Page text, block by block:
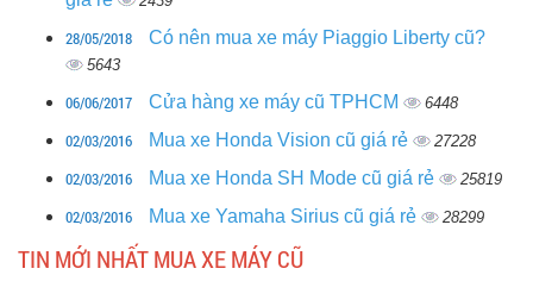
28/05/2018 Có nên mua xe máy Piaggio Liberty cũ?
5643
06/06/2017 Cửa hàng xe máy cũ TPHCM 6448
02/03/2016 Mua xe Honda Vision cũ giá rẻ 27228
02/03/2016 Mua xe Honda SH Mode cũ giá rẻ 25819
02/03/2016 Mua xe Yamaha Sirius cũ giá rẻ 28299
TIN MỚI NHẤT MUA XE MÁY CŨ